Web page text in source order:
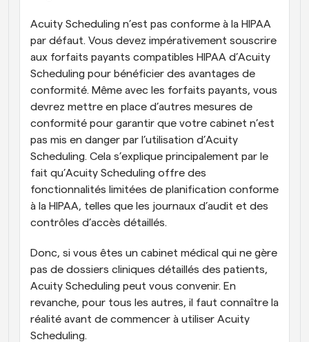
Acuity Scheduling n’est pas conforme à la HIPAA
par défaut. Vous devez impérativement souscrire
aux forfaits payants compatibles HIPAA d’Acuity
Scheduling pour bénéficier des avantages de
conformité. Même avec les forfaits payants, vous
devrez mettre en place d’autres mesures de
conformité pour garantir que votre cabinet n’est
pas mis en danger par l’utilisation d’Acuity
Scheduling. Cela s’explique principalement par le
fait qu’Acuity Scheduling offre des
fonctionnalités limitées de planification conforme
à la HIPAA, telles que les journaux d’audit et des
contrôles d’accès détaillés.
Donc, si vous êtes un cabinet médical qui ne gère
pas de dossiers cliniques détaillés des patients,
Acuity Scheduling peut vous convenir. En
revanche, pour tous les autres, il faut connaître la
réalité avant de commencer à utiliser Acuity
Scheduling.